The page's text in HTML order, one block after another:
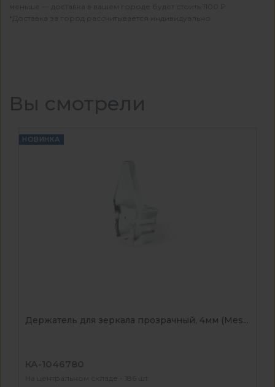
меньше — доставка в вашем городе будет стоить 1100 ₽.
*Доставка за город рассчитывается индивидуально
Вы смотрели
НОВИНКА
Держатель для зеркала прозрачный, 4мм (Mes...
КА-1046780
На центральном складе - 186 шт